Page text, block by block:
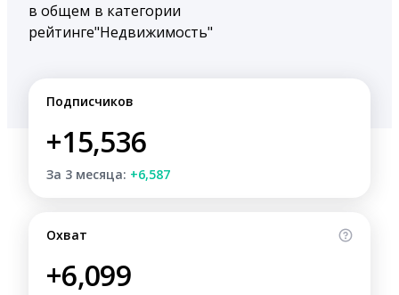
в общем
рейтинге
в категории
"Недвижимость"
Подписчиков
+15,536
За 3 месяца: +6,587
Охват
+6,099